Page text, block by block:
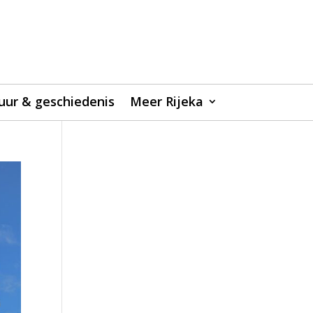
& geschiedenis Meer Rijeka